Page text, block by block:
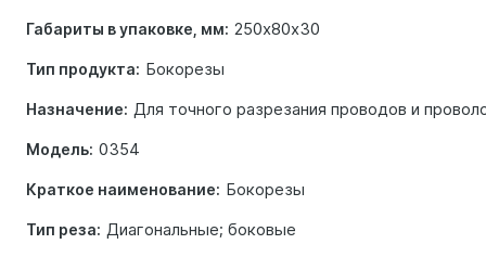
Габариты в упаковке, мм: 250х80х30
Тип продукта: Бокорезы
Назначение: Для точного разрезания проводов и
Модель: 0354
Краткое наименование: Бокорезы
Тип реза: Диагональные; боковые